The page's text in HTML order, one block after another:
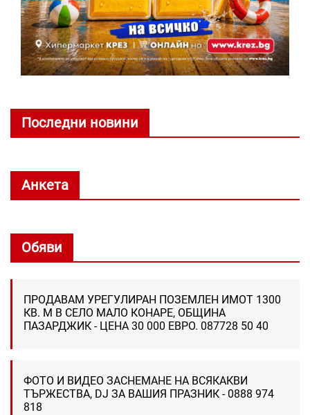
Последни новини
Анкета
Обяви
ПРОДАВАМ УРЕГУЛИРАН ПОЗЕМЛЕН ИМОТ 1300
КВ. М В СЕЛО МАЛО КОНАРЕ, ОБЩИНА
ПАЗАРДЖИК - ЦЕНА 30 000 ЕВРО. 087728 50 40
ФОТО И ВИДЕО ЗАСНЕМАНЕ НА ВСЯКАКВИ
ТЪРЖЕСТВА, DJ ЗА ВАШИЯ ПРАЗНИК - 0888 974
818